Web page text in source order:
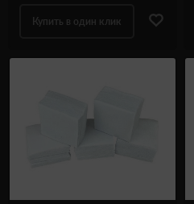
Купить в один клик